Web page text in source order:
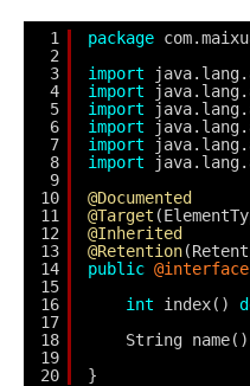
1
2
3
4
5
6
7
8
9
10
11
12
13
14
15
16
17
18
19
20
package
import
import
import
import
import
import
@Documented
@Target
@Inherited
@Retention
public @interface
int
index()
String name()
}